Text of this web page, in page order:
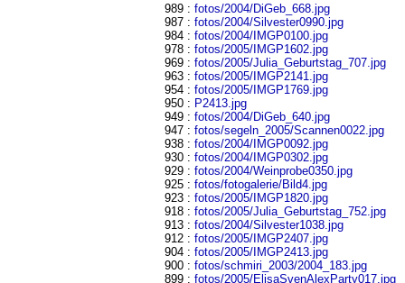
989 :fotos/2004/DiGeb_668.jpg
987 :fotos/2004/Silvester0990.jpg
984 :fotos/2004/IMGP0100.jpg
978 :fotos/2005/IMGP1602.jpg
969 :fotos/2005/Julia_Geburtstag_707.jpg
963 :fotos/2005/IMGP2141.jpg
954 :fotos/2005/IMGP1769.jpg
950 : P2413.jpg
949 :fotos/2004/DiGeb_640.jpg
947 :fotos/segeln_2005/Scannen0022.jpg
938 :fotos/2004/IMGP0092.jpg
930 :fotos/2004/IMGP0302.jpg
929 :fotos/2004/Weinprobe0350.jpg
925 :fotos/fotogalerie/Bild4.jpg
923 :fotos/2005/IMGP1820.jpg
918 :fotos/2005/Julia_Geburtstag_752.jpg
913 :fotos/2004/Silvester1038.jpg
912 :fotos/2005/IMGP2407.jpg
904 :fotos/2005/IMGP2413.jpg
900 :fotos/schmiri_2003/2004_183.jpg
899 :fotos/2005/ElisaSvenAlexParty017.jpg